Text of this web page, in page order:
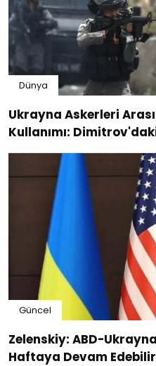
Dünya
Ukrayna Askerleri
Kullanımı:
Güncel
Zelenskiy: ABD-
Haftaya Devam Edebilir